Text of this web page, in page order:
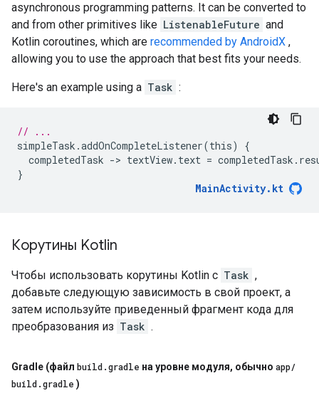
asynchronous programming patterns. It can be converted to
and from other primitives like ListenableFuture and
Kotlin coroutines, which are recommended by AndroidX ,
allowing you to use the approach that best fits your needs.
Here's an example using a Task :
// ...
simpleTask .addOnCompleteListener(this)
{
completedTask -> textView. text = completedTask .
}
MainActivity. kt
Корутины Kotlin
Чтобы использовать корутины Kotlin с Task ,
добавьте следующую зависимость в свой проект, а
затем используйте приведенный фрагмент кода для
преобразования из Task .
Gradle (файл build.gradle на уровне модуля, обычно app/
build.gradle )